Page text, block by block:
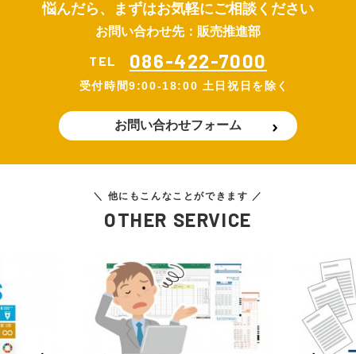
悩んだら、まずはお気軽にご相談ください
お問い合わせ先：販売推進部
TEL 086-422-7000
受付時間9:00-18:00 土日祝日を除く
お問い合わせフォーム
＼ 他にもこんなことができます ／
OTHER SERVICE